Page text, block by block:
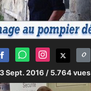
Sept. 2016 / 5.764 vues